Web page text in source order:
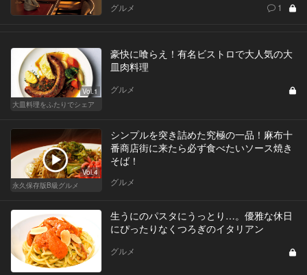
グルメ 1
Vol.1
大皿料理をふたりでシェア
豪快に喰らえ！有名ビストロで大人気の大
皿肉料理
グルメ
Vol.4
永久保存版B級グルメ
シンプルを突き詰めた究極の一品！麻布十
番商店街に来たら必ず食べたいソース焼き
そば！
グルメ
生うにのパスタにうっとり…。優雅な休日
にぴったりなくつろぎのイタリアン
グルメ